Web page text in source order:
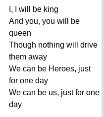
, will be king
And you, you will
be
queen
Though nothing will
drive
them away
We can be Heroes, just
for one day
We can be us, just for one
day